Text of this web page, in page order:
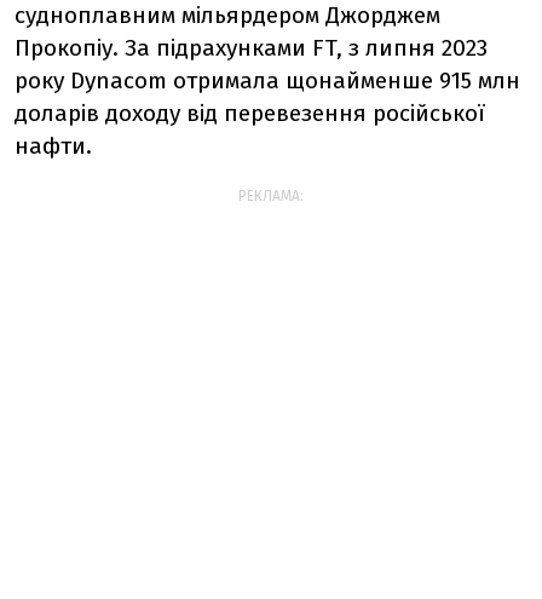
судноплавним мільярдером Джорджем
Прокопіу. За підрахунками FT, з липня 2023
року Dynacom отримала щонайменше 915 млн
доларів доходу від перевезення російської
нафти.
РЕКЛАМА: